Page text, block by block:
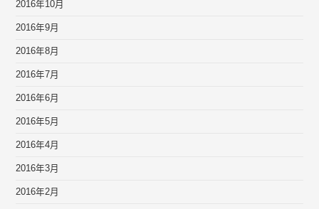
2016年10月
2016年9月
2016年8月
2016年7月
2016年6月
2016年5月
2016年4月
2016年3月
2016年2月